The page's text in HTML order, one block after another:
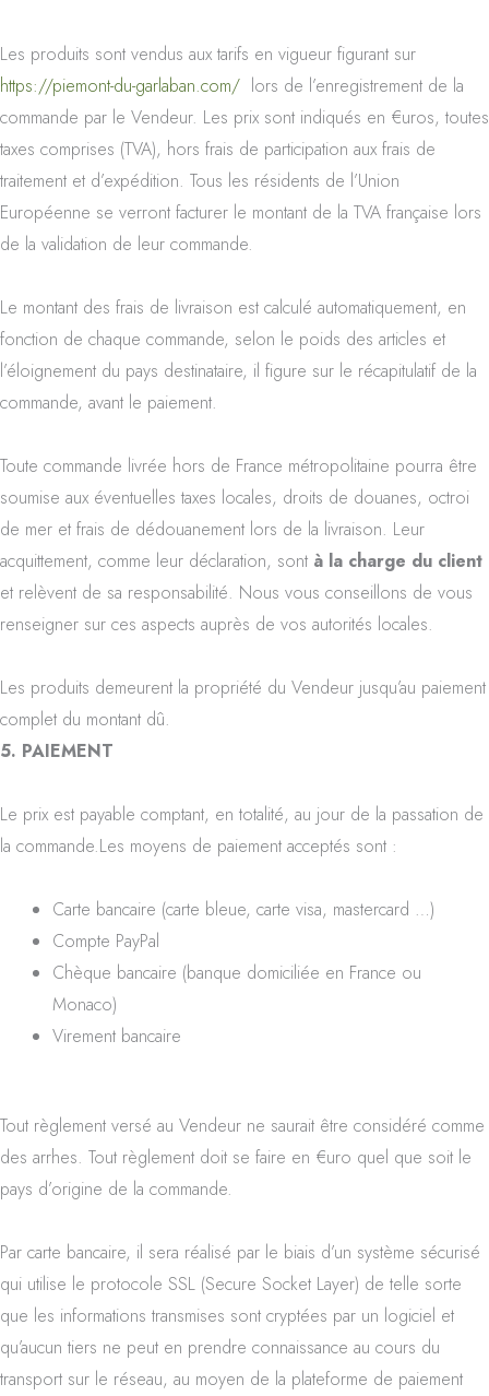
Les produits sont vendus aux tarifs en vigueur figurant sur
https://piemont-du-garlaban.com/ lors de l’enregistrement de la
commande par le Vendeur. Les prix sont indiqués en €uros, toutes
taxes comprises (TVA), hors frais de participation aux frais de
traitement et d’expédition. Tous les résidents de l’Union
Européenne se verront facturer le montant de la TVA française lors
de la validation de leur commande.
Le montant des frais de livraison est calculé automatiquement, en
fonction de chaque commande, selon le poids des articles et
l’éloignement du pays destinataire, il figure sur le récapitulatif de la
commande, avant le paiement.
Toute commande livrée hors de France métropolitaine pourra être
soumise aux éventuelles taxes locales, droits de douanes, octroi
de mer et frais de dédouanement lors de la livraison. Leur
acquittement, comme leur déclaration, sont à la charge du client
et relèvent de sa responsabilité. Nous vous conseillons de vous
renseigner sur ces aspects auprès de vos autorités locales.
Les produits demeurent la propriété du Vendeur jusqu’au paiement
complet du montant dû.
5. PAIEMENT
Le prix est payable comptant, en totalité, au jour de la passation de
la commande.Les moyens de paiement acceptés sont :
Carte bancaire (carte bleue, carte visa, mastercard …)
Compte PayPal
Chèque bancaire (banque domiciliée en France ou
Monaco)
Virement bancaire
Tout règlement versé au Vendeur ne saurait être considéré comme
des arrhes. Tout règlement doit se faire en €uro quel que soit le
pays d’origine de la commande.
Par carte bancaire, il sera réalisé par le biais d’un système sécurisé
qui utilise le protocole SSL (Secure Socket Layer) de telle sorte
que les informations transmises sont cryptées par un logiciel et
qu’aucun tiers ne peut en prendre connaissance au cours du
transport sur le réseau, au moyen de la plateforme de paiement